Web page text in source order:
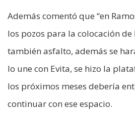
Además comentó que “en
los pozos para la colocación
también asfalto, además se
lo une con Evita, se hizo la
los próximos meses debería
continuar con ese espacio.